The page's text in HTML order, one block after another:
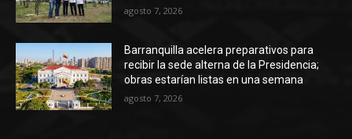
agosto 7, 2026
Barranquilla acelera preparativos para
recibir la sede alterna de la Presidencia;
obras estarían listas en una semana
agosto 7, 2026